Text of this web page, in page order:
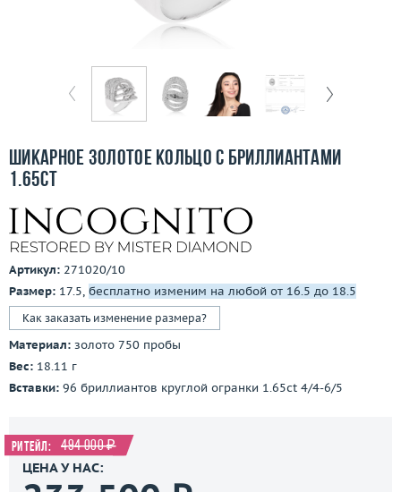
Бесплатная доставка
О компании
Контакты
3D-тур по шоуруму
Шикарное золотое кольцо с бриллиантами
1.65ct
Артикул: 271020/10
Размер: 17.5, бесплатно изменим на любой от 16.5 до 18.5
Как заказать изменение размера?
Материал: золото 750 пробы
Вес: 18.11 г
Вставки: 96 бриллиантов круглой огранки 1.65ct 4/4-6/5
Ритейл: 494 000 ₽
ЦЕНА У НАС: